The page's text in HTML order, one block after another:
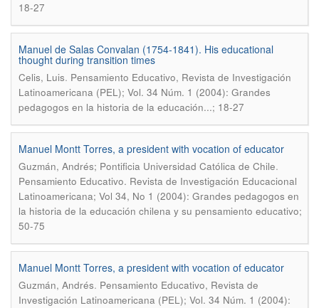
18-27
Manuel de Salas Convalan (1754-1841). His educational
thought during transition times
Celis, Luis. Pensamiento Educativo, Revista de Investigación
Latinoamericana (PEL); Vol. 34 Núm. 1 (2004): Grandes
pedagogos en la historia de la educación...; 18-27
Manuel Montt Torres, a president with vocation of educator
Guzmán, Andrés; Pontificia Universidad Católica de Chile.
Pensamiento Educativo. Revista de Investigación Educacional
Latinoamericana; Vol 34, No 1 (2004): Grandes pedagogos en
la historia de la educación chilena y su pensamiento educativo;
50-75
Manuel Montt Torres, a president with vocation of educator
Guzmán, Andrés. Pensamiento Educativo, Revista de
Investigación Latinoamericana (PEL); Vol. 34 Núm. 1 (2004):